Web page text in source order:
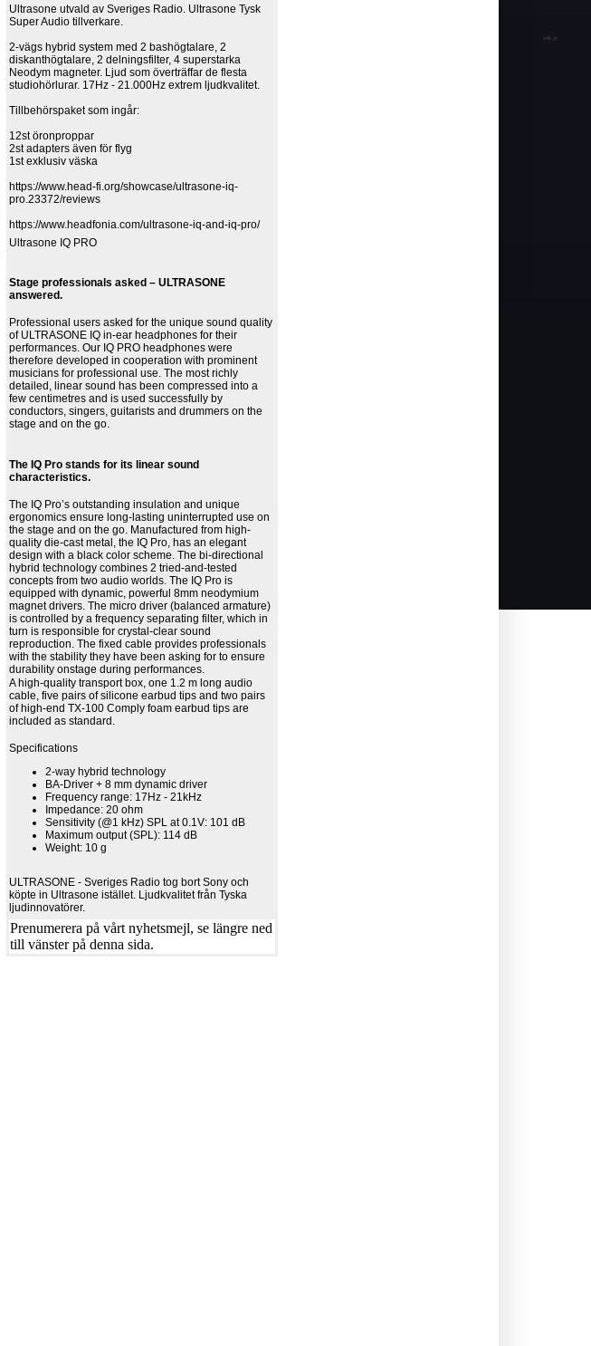
Ultrasone utvald av Sveriges Radio. Ultrasone Tysk
Super Audio tillverkare.
2-vägs hybrid system med 2 bashögtalare, 2
diskanthögtalare, 2 delningsfilter, 4 superstarka
Neodym magneter. Ljud som överträffar de flesta
studiohörlurar. 17Hz - 21.000Hz extrem ljudkvalitet.
Tillbehörspaket som ingår:
12st öronproppar
2st adapters även för flyg
1st exklusiv väska
https://www.head-fi.org/showcase/ultrasone-iq-
pro.23372/reviews
https://www.headfonia.com/ultrasone-iq-and-iq-pro/
Ultrasone IQ PRO
Stage professionals asked – ULTRASONE
answered.
Professional users asked for the unique sound quality
of ULTRASONE IQ in-ear headphones for their
performances. Our IQ PRO headphones were
therefore developed in cooperation with prominent
musicians for professional use. The most richly
detailed, linear sound has been compressed into a
few centimetres and is used successfully by
conductors, singers, guitarists and drummers on the
stage and on the go.
The IQ Pro stands for its linear sound
characteristics.
The IQ Pro’s outstanding insulation and unique
ergonomics ensure long-lasting uninterrupted use on
the stage and on the go. Manufactured from high-
quality die-cast metal, the IQ Pro, has an elegant
design with a black color scheme. The bi-directional
hybrid technology combines 2 tried-and-tested
concepts from two audio worlds. The IQ Pro is
equipped with dynamic, powerful 8mm neodymium
magnet drivers. The micro driver (balanced armature)
is controlled by a frequency separating filter, which in
turn is responsible for crystal-clear sound
reproduction. The fixed cable provides professionals
with the stability they have been asking for to ensure
durability onstage during performances.
A high-quality transport box, one 1.2 m long audio
cable, five pairs of silicone earbud tips and two pairs
of high-end TX-100 Comply foam earbud tips are
included as standard.
Specifications
2-way hybrid technology
BA-Driver + 8 mm dynamic driver
Frequency range: 17Hz - 21kHz
Impedance: 20 ohm
Sensitivity (@1 kHz) SPL at 0.1V: 101 dB
Maximum output (SPL): 114 dB
Weight: 10 g
ULTRASONE - Sveriges Radio tog bort Sony och
köpte in Ultrasone istället. Ljudkvalitet från Tyska
ljudinnovatörer.
Prenumerera på vårt nyhetsmejl, se längre ned
till vänster på denna sida.